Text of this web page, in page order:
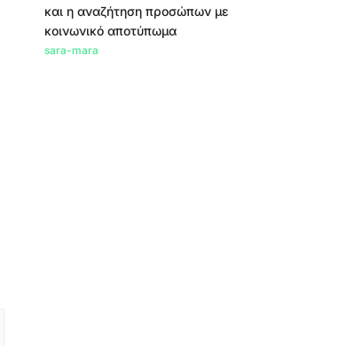
και η αναζήτηση προσώπων με
κοινωνικό αποτύπωμα
sara-mara